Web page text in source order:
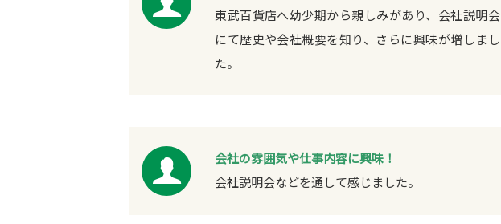
東武百貨店へ幼少期から親しみがあり、会社説明会
にて歴史や会社概要を知り、さらに興味が増しまし
た。
会社の雰囲気や仕事内容に興味！
会社説明会などを通して感じました。